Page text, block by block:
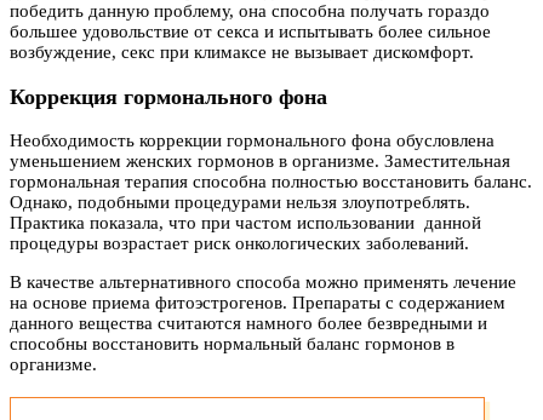
победить данную проблему, она способна получать гораздо
большее удовольствие от секса и испытывать более сильное
возбуждение, секс при климаксе не вызывает дискомфорт.
Коррекция гормонального фона
Необходимость коррекции гормонального фона обусловлена
уменьшением женских гормонов в организме. Заместительная
гормональная терапия способна полностью восстановить баланс.
Однако, подобными процедурами нельзя злоупотреблять.
Практика показала, что при частом использовании данной
процедуры возрастает риск онкологических заболеваний.
В качестве альтернативного способа можно применять лечение
на основе приема фитоэстрогенов. Препараты с содержанием
данного вещества считаются намного более безвредными и
способны восстановить нормальный баланс гормонов в
организме.